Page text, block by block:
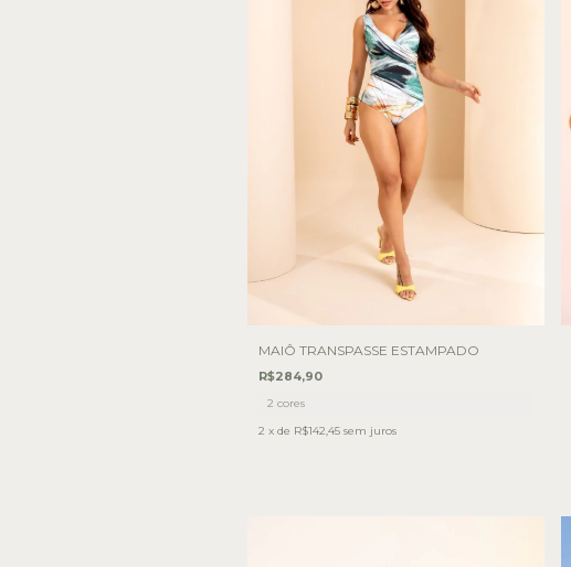
MAIÔ TRANSPASSE ESTAMPADO
R$284,90
2 cores
2 x de R$142,45 sem juros